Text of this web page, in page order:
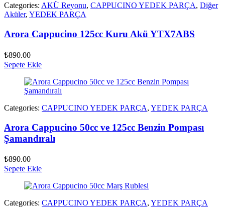
Categories: AKÜ Reyonu, CAPPUCINO YEDEK PARÇA, Diğer
Aküler, YEDEK PARÇA
Arora Cappucino 125cc Kuru Akü YTX7ABS
₺890.00
Sepete Ekle
Categories: CAPPUCINO YEDEK PARÇA, YEDEK PARÇA
Arora Cappucino 50cc ve 125cc Benzin Pompası
Şamandıralı
₺890.00
Sepete Ekle
Categories: CAPPUCINO YEDEK PARÇA, YEDEK PARÇA